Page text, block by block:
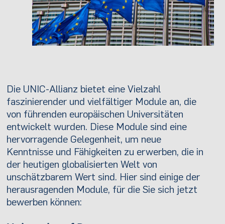
Die UNIC-Allianz bietet eine Vielzahl
faszinierender und vielfältiger Module an, die
von führenden europäischen Universitäten
entwickelt wurden. Diese Module sind eine
hervorragende Gelegenheit, um neue
Kenntnisse und Fähigkeiten zu erwerben, die in
der heutigen globalisierten Welt von
unschätzbarem Wert sind. Hier sind einige der
herausragenden Module, für die Sie sich jetzt
bewerben können: